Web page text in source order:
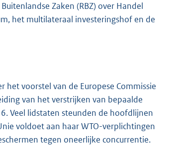
Zaken (RBZ) over Handel
het multilateraal investeringshof en de
het voorstel van de Europese Commissie
van het verstrijken van bepaalde
Veel lidstaten steunden de hoofdlijnen
voldoet aan haar WTO-verplichtingen
tegen oneerlijke concurrentie.